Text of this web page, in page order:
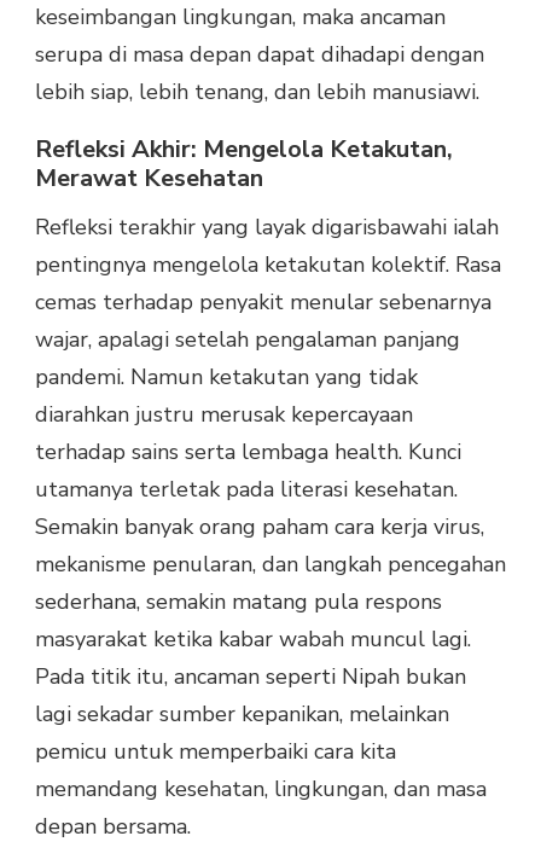
keseimbangan lingkungan, maka ancaman
serupa di masa depan dapat dihadapi dengan
lebih siap, lebih tenang, dan lebih manusiawi.
Refleksi Akhir: Mengelola Ketakutan,
Merawat Kesehatan
Refleksi terakhir yang layak digarisbawahi ialah
pentingnya mengelola ketakutan kolektif. Rasa
cemas terhadap penyakit menular sebenarnya
wajar, apalagi setelah pengalaman panjang
pandemi. Namun ketakutan yang tidak
diarahkan justru merusak kepercayaan
terhadap sains serta lembaga health. Kunci
utamanya terletak pada literasi kesehatan.
Semakin banyak orang paham cara kerja virus,
mekanisme penularan, dan langkah pencegahan
sederhana, semakin matang pula respons
masyarakat ketika kabar wabah muncul lagi.
Pada titik itu, ancaman seperti Nipah bukan
lagi sekadar sumber kepanikan, melainkan
pemicu untuk memperbaiki cara kita
memandang kesehatan, lingkungan, dan masa
depan bersama.